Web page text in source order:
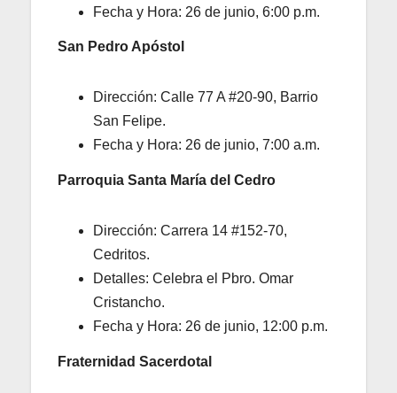
Fecha y Hora: 26 de junio, 6:00 p.m.
San Pedro Apóstol
Dirección: Calle 77 A #20-90, Barrio
San Felipe.
Fecha y Hora: 26 de junio, 7:00 a.m.
Parroquia Santa María del Cedro
Dirección: Carrera 14 #152-70,
Cedritos.
Detalles: Celebra el Pbro. Omar
Cristancho.
Fecha y Hora: 26 de junio, 12:00 p.m.
Fraternidad Sacerdotal